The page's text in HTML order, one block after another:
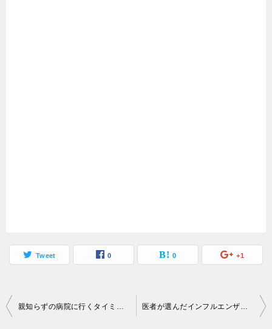
Tweet 0 0 +1
投
親知らずの病院に行くタイミングはいつがよい？ 医者が選んだインフルエンザ予防方法【世界一受けたい授業】